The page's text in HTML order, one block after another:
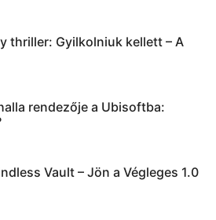
thriller: Gyilkolniuk kellett – A
rendezője a Ubisoftba:
Vault – Jön a Végleges 1.0